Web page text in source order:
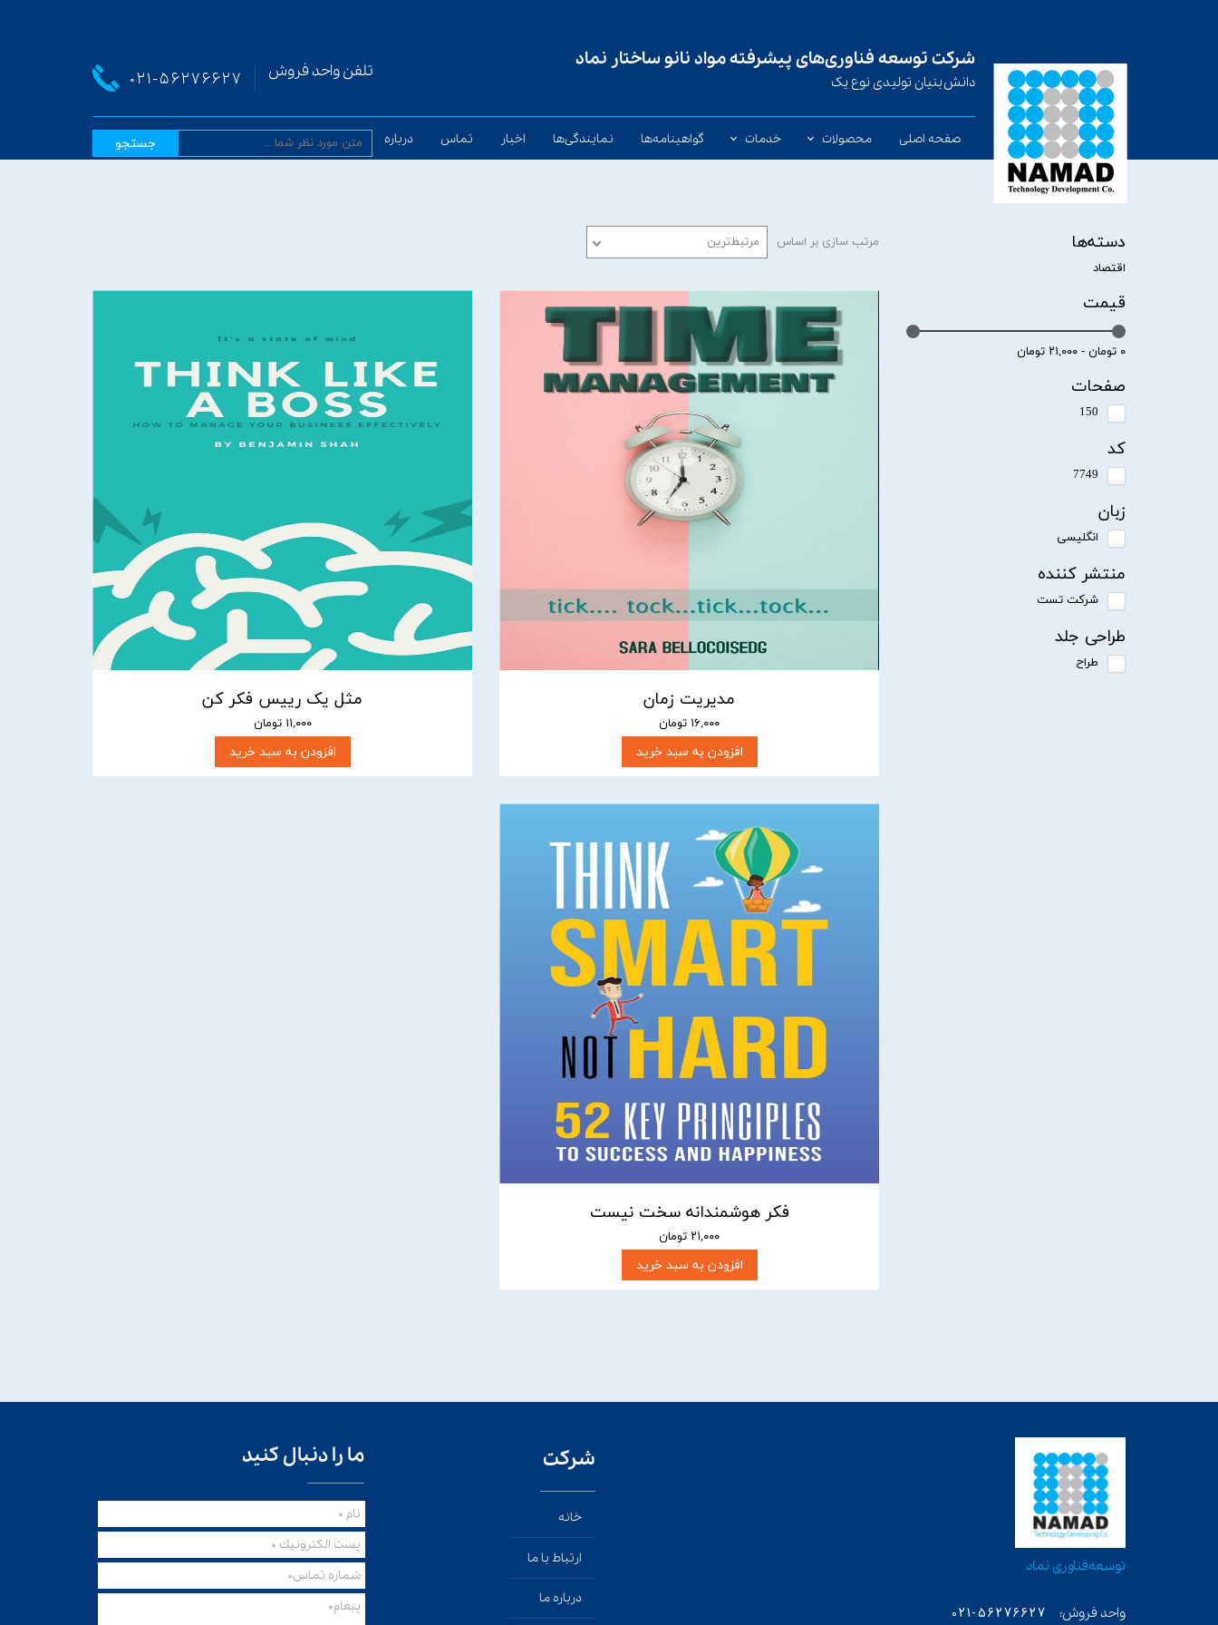
صفحه اصلی محصولات
الکترود دستی توپودری
خدمات
آکادمی نماد
گواهینامه‌ها نمایندگی‌ها اخبار تماس درباره ما
شرکت توسعه فناوری‌های پیشرفته مواد نانو ساختار نماد
​​​​​​​دانش‌بنیان تولیدی نوع یک 021-56276627
جستجو
تلفن واحد فروش
دسته‌ها
اقتصاد
قیمت
۰ تومان - ۲۱,۰۰۰ تومان
صفحات
150
کد
7749
زبان
انگلیسی
منتشر کننده
شرکت تست
طراحی جلد
طراح
مرتب سازی بر اساس مرتبط‌ترین
مدیریت زمان
۱۶,۰۰۰ تومان
افزودن به سبد خرید
مثل یک رییس فکر کن
۱۱,۰۰۰ تومان
افزودن به سبد خرید
فکر هوشمندانه سخت نیست
۲۱,۰۰۰ تومان
افزودن به سبد خرید
شرکت
خانه
ارتباط با ما
درباره ما
واحد فروش: 56276627-021
​توسعه‌فناوری‌ نماد
ما را دنبال کنید